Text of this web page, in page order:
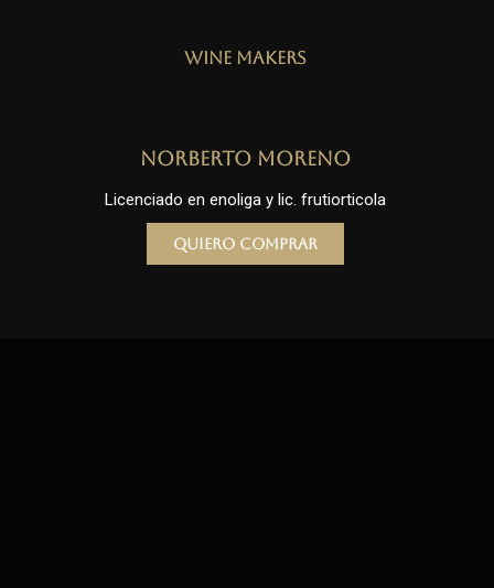
Wine Makers
Norberto Moreno
Licenciado en enoliga y lic. frutiorticola
Quiero comprar